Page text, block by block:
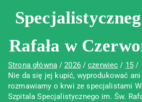
Rafała w
Strona główna 2026 czerwiec
15
Nie da się jej kupić, wyprodukować
rozmawiamy o krwi ze specjalistami
Szpitala Specjalistycznego im. Św.